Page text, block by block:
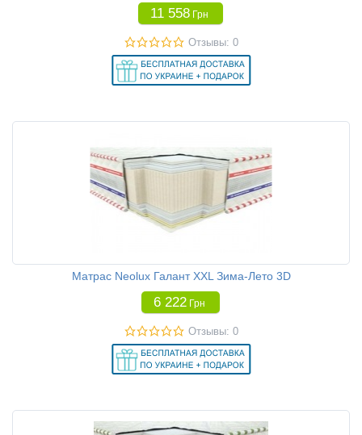
11 558 Грн
Отзывы: 0
Матрас Neolux Галант XXL Зима-Лето 3D
6 222 Грн
Отзывы: 0